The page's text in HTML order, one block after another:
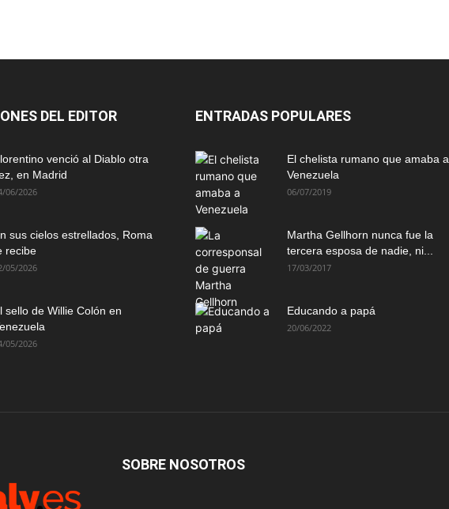
DEL EDITOR
venció al Diablo otra
en Madrid
06/2026
sus cielos estrellados, Roma
recibe
05/2026
sello de Willie Colón en
05/2026
ENTRADAS POPULARES
El chelista rumano que amaba a
Venezuela
06/07/2019
Martha Gellhorn nunca fue la
tercera esposa de nadie, ni...
17/03/2017
Educando a papá
20/06/2022
SOBRE NOSOTROS